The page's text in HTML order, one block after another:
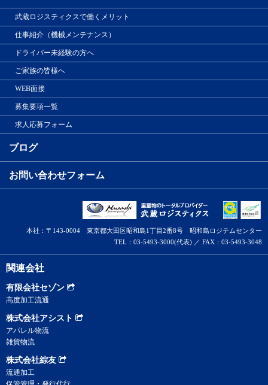
武蔵ロジスティクスで働くメリット
仕事紹介（機械メンテナンス）
ドライバー未経験の方へ
ご家族の皆様へ
WEB面接
募集要項一覧
求人応募フォーム
ブログ
お問い合わせフォーム
本社：〒143-0004 東京都大田区昭和島1丁目2番8号 昭和島ロジテムセンター
TEL：03-5493-3000(代表) ／ FAX：03-5493-3048
関連会社
有限会社セゾン
高度加工流通
株式会社アシスト
アパレル物流
雑貨物流
株式会社綜友
流通加工